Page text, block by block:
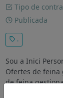
Tipo de
Publicada
.
Sou a Inici
Ofertes de feina
de feina
actualitzades